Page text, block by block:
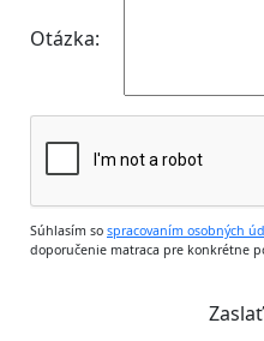
Otázka:
Súhlasím so spracovaním osobných
doporučenie matraca pre konkrétne